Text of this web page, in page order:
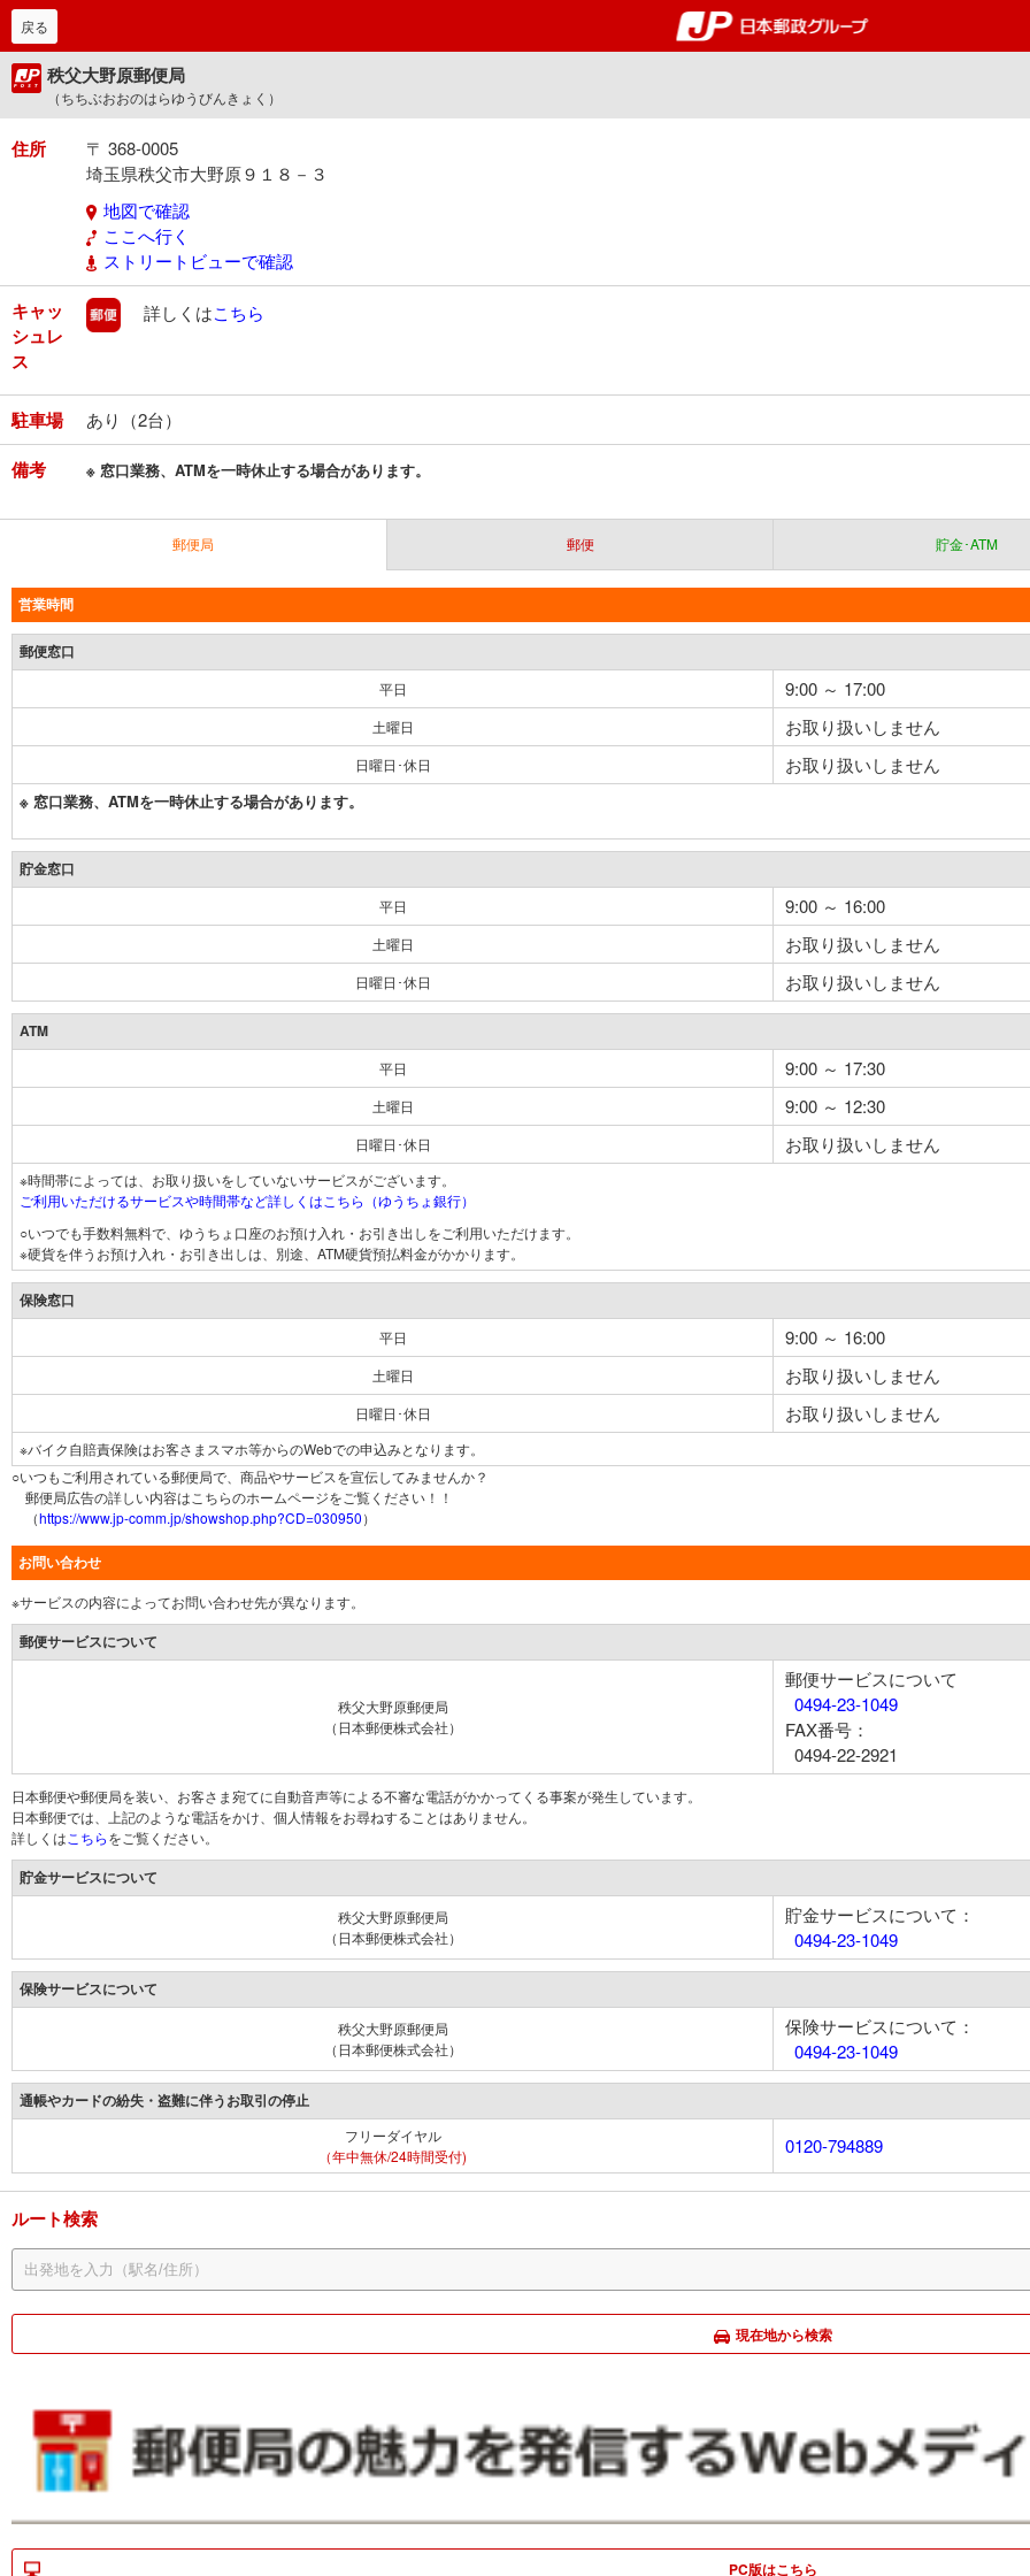
郵便局・日本郵政グルー
戻る
秩父大野原郵便局
（ちちぶおおのはらゆうびんきょく）
住所
〒 368-0005
埼玉県秩父市大野原９１８－３
地図で確認
ここへ行く
ストリートビューで確認
キャッ
シュレ
ス
郵便
詳しくはこちら
駐車場 あり（2台）
備考 ※ 窓口業務、ATMを一時休止する場合があります。
郵便局 郵便 貯金･ATM
営業時間
郵便窓口
平日 9:00 ～ 17:00
土曜日 お取り扱いしません
日曜日･休日 お取り扱いしません
※ 窓口業務、ATMを一時休止する場合があります。
貯金窓口
平日 9:00 ～ 16:00
土曜日 お取り扱いしません
日曜日･休日 お取り扱いしません
ATM
平日 9:00 ～ 17:30
土曜日 9:00 ～ 12:30
日曜日･休日 お取り扱いしません
※時間帯によっては、お取り扱いをしていないサービスがございます。
ご利用いただけるサービスや時間帯など詳しくはこちら（ゆうちょ銀行）
○いつでも手数料無料で、ゆうちょ口座のお預け入れ・お引き出しをご利用いただけます。
※硬貨を伴うお預け入れ・お引き出しは、別途、ATM硬貨預払料金がかかります。
保険窓口
平日 9:00 ～ 16:00
土曜日 お取り扱いしません
日曜日･休日 お取り扱いしません
※バイク自賠責保険はお客さまスマホ等からのWebでの申込みとなります。
○いつもご利用されている郵便局で、商品やサービスを宣伝してみませんか？
郵便局広告の詳しい内容はこちらのホームページをご覧ください！！
（https://www.jp-comm.jp/showshop.php?CD=030950）
お問い合わせ
※サービスの内容によってお問い合わせ先が異なります。
郵便サービスについて
秩父大野原郵便局
（日本郵便株式会社）
郵便サービスについて
0494-23-1049
FAX番号：
0494-22-2921
日本郵便や郵便局を装い、お客さま宛てに自動音声等による不審な電話がかかってくる事案が発生しています。
日本郵便では、上記のような電話をかけ、個人情報をお尋ねすることはありません。
詳しくは こちらをご覧ください。
貯金サービスについて
秩父大野原郵便局
（日本郵便株式会社）
貯金サービスについて：
0494-23-1049
保険サービスについて
秩父大野原郵便局
（日本郵便株式会社）
保険サービスについて：
0494-23-1049
通帳やカードの紛失・盗難に伴うお取引の停止
フリーダイヤル
（年中無休/24時間受付)
0120-794889
ルート検索
現在地から検索
PC版はこちら